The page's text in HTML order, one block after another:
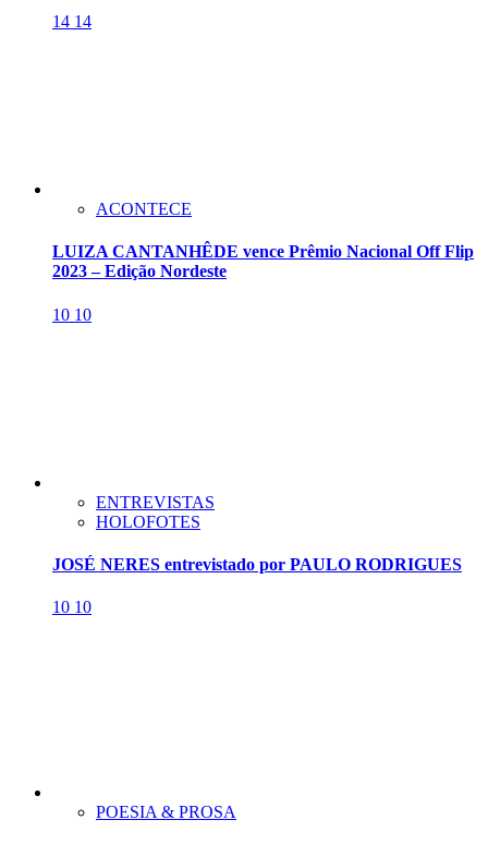
14 14
ACONTECE
LUIZA CANTANHÊDE vence Prêmio Nacional Off Flip
2023 – Edição Nordeste
10 10
ENTREVISTAS
HOLOFOTES
JOSÉ NERES entrevistado por PAULO RODRIGUES
10 10
POESIA & PROSA